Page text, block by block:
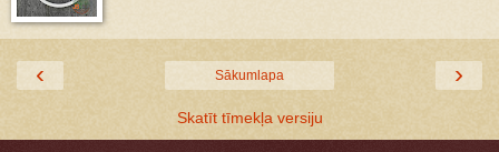
‹ ›
Sākumlapa
Skatīt tīmekļa versiju